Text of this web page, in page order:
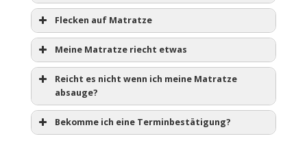
Flecken auf Matratze
Meine Matratze riecht etwas
Reicht es nicht wenn ich meine Matratze
absauge?
Bekomme ich eine Terminbestätigung?